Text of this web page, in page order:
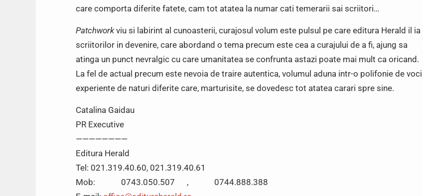
care comporta diferite fatete, cam tot atatea la numar cati temerarii sai scriitori…
Patchworkviu si labirint al cunoasterii, curajosul volum este pulsul pe care editura Herald il ia
scriitorilor in devenire, care abordand o tema precum este cea a curajului de a fi, ajung sa
atinga un punct nevralgic cu care umanitatea se confrunta astazi poate mai mult ca oricand.
La fel de actual precum este nevoia de traire autentica, volumul aduna intr-o polifonie de voci
experiente de naturi diferite care, marturisite, se dovedesc tot atatea carari spre sine.
Catalina Gaidau
PR Executive
————————
Editura Herald
Tel: 021.319.40.60, 021.319.40.61
Mob: 0743.050.507 , 0744.888.388